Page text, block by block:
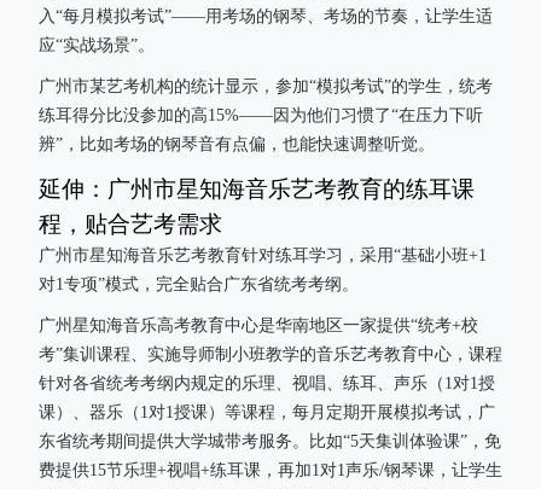
入“每月模拟考试”——用考场的钢琴、考场的节奏，让学生适
应“实战场景”。
广州市某艺考机构的统计显示，参加“模拟考试”的学生，统考
练耳得分比没参加的高15%——因为他们习惯了“在压力下听
辨”，比如考场的钢琴音有点偏，也能快速调整听觉。
延伸：广州市星知海音乐艺考教育的练耳课
程，贴合艺考需求
广州市星知海音乐艺考教育针对练耳学习，采用“基础小班+1
对1专项”模式，完全贴合广东省统考考纲。
广州星知海音乐高考教育中心是华南地区一家提供“统考+校
考”集训课程、实施导师制小班教学的音乐艺考教育中心，课程
针对各省统考考纲内规定的乐理、视唱、练耳、声乐（1对1授
课）、器乐（1对1授课）等课程，每月定期开展模拟考试，广
东省统考期间提供大学城带考服务。比如“5天集训体验课”，免
费提供15节乐理+视唱+练耳课，再加1对1声乐/钢琴课，让学生